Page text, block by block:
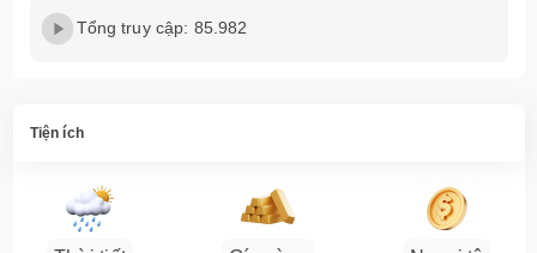
Tổng truy cập: 85.982
Tiện ích